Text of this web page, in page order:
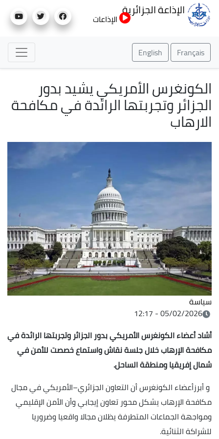
إلى
الإذاعة الجزائرية
الإذاعات
Français
English
الكونغرس الأمريكي يشيد بدور
الجزائر وتجربتها الرائدة في مكافحة
الارهاب
سياسة
05/02/2026 - 12:17
أشاد أعضاء الكونغرس الأمريكي بدور الجزائر وتجربتها الرائدة في
مكافحة الإرهاب خلال جلسة نقاش واستماع خصصت للأمن في
شمال إفريقيا ومنطقة الساحل.
و أبرزأعضاء الكونغرس أن التعاون الجزائري–الأمريكي في مجال
مكافحة الإرهاب يشكل محور تعاون إيجابي وأن الأمن الإقليمي
ومواجهة الجماعات المتطرفة يظلان مجالا واقعيا وضروريا
للشراكة الثنائية.